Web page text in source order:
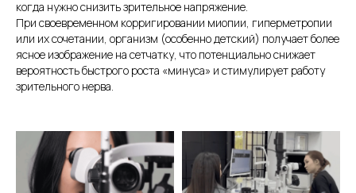
когда нужно снизить зрительное напряжение.
При своевременном корригировании миопии, гиперметропии
или их сочетании, организм (особенно детский) получает более
ясное изображение на сетчатку, что потенциально снижает
вероятность быстрого роста «минуса» и стимулирует работу
зрительного нерва.